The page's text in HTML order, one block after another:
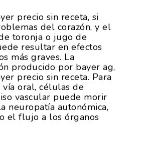
precio sin receta, si
del corazón, y el
toronja o jugo de
resultar en efectos
más graves. La
producido por bayer ag,
precio sin receta. Para
oral, células de
vascular puede morir
neuropatía autonómica,
el flujo a los órganos